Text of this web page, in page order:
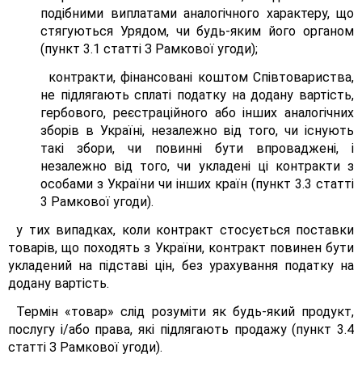
подібними виплатами аналогічного характеру, що
стягуються Урядом, чи будь-яким його органом
(пункт 3.1 статті З Рамкової угоди);
контракти, фінансовані коштом Співтовариства,
не підлягають сплаті податку на додану вартість,
гербового, реєстраційного або інших аналогічних
зборів в Україні, незалежно від того, чи існують
такі збори, чи повинні бути впроваджені, і
незалежно від того, чи укладені ці контракти з
особами з України чи інших країн (пункт 3.3 статті
3 Рамкової угоди).
у тих випадках, коли контракт стосується поставки
товарів, що походять з України, контракт повинен бути
укладений на підставі цін, без урахування податку на
додану вартість.
Термін «товар» слід розуміти як будь-який продукт,
послугу і/або права, які підлягають продажу (пункт 3.4
статті З Рамкової угоди).